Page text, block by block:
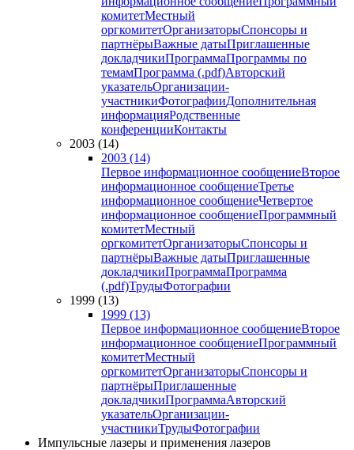
комитетМестный
оргкомитетОрганизаторыСпонсоры и
партнёрыВажные датыПриглашенные
докладчикиПрограммаПрограммы по
темамПрограмма (.pdf)Авторский
указательОрганизации-
участникиФотографииДополнительная
информацияРодственные
конференцииКонтакты
2003 (14)
2003 (14)
Первое информационное сообщениеВторое
информационное сообщениеТретье
информационное сообщениеЧетвертое
информационное сообщениеПрограммный
комитетМестный
оргкомитетОрганизаторыСпонсоры и
партнёрыВажные датыПриглашенные
докладчикиПрограммаПрограмма
(.pdf)ТрудыФотографии
1999 (13)
1999 (13)
Первое информационное сообщениеВторое
информационное сообщениеПрограммный
комитетМестный
оргкомитетОрганизаторыСпонсоры и
партнёрыПриглашенные
докладчикиПрограммаАвторский
указательОрганизации-
участникиТрудыФотографии
Импульсные лазеры и применения лазеров